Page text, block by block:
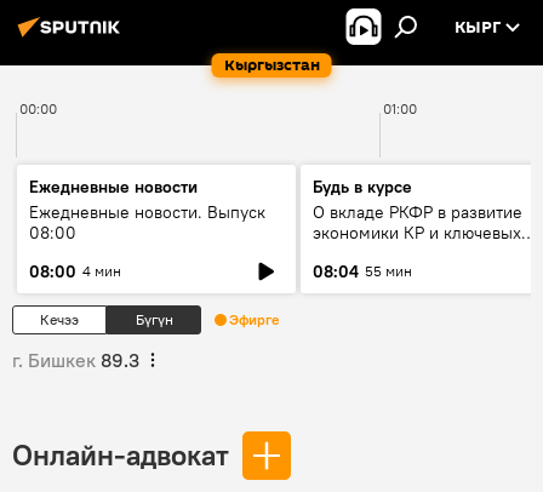
Кыргызстан
КЫРГ
00:00 01:00
Ежедневные новости
Ежедневные новости. Выпуск
08:00
08:00 4 мин
Будь в курсе
О вкладе РКФР в развитие
экономики КР и ключевых
08:04 55 мин
Кечээ Бүгүн Эфирге
г. Бишкек 89.3
Онлайн-адвокат